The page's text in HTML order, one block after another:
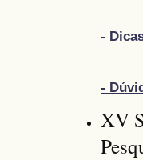
-
-
XV